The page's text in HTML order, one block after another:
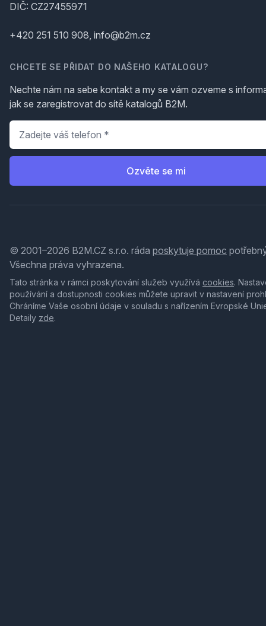
DIČ: CZ27455971
+420 251 510 908, info@b2m.cz
CHCETE SE PŘIDAT DO NAŠEHO KATALOGU?
Nechte nám na sebe kontakt a my se vám ozveme s
jak se zaregistrovat do sítě katalogů B2M.
Telefon
Ozvěte se mi
© 2001–2026 B2M.CZ s.r.o. ráda poskytuje pomoc
Všechna práva vyhrazena.
Tato stránka v rámci poskytování služeb využívá cookies.
používání a dostupnosti cookies můžete upravit v nastavení
Chráníme Vaše osobní údaje v souladu s nařízením Evropské
Detaily zde.